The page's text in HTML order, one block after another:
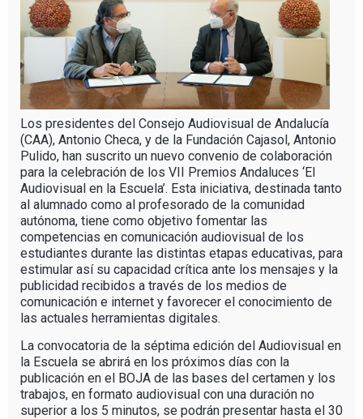
Los presidentes del Consejo Audiovisual de Andalucía
(CAA), Antonio Checa, y de la Fundación Cajasol, Antonio
Pulido, han suscrito un nuevo convenio de colaboración
para la celebración de los VII Premios Andaluces ‘El
Audiovisual en la Escuela’. Esta iniciativa, destinada tanto
al alumnado como al profesorado de la comunidad
autónoma, tiene como objetivo fomentar las
competencias en comunicación audiovisual de los
estudiantes durante las distintas etapas educativas, para
estimular así su capacidad crítica ante los mensajes y la
publicidad recibidos a través de los medios de
comunicación e internet y favorecer el conocimiento de
las actuales herramientas digitales.
La convocatoria de la séptima edición del Audiovisual en
la Escuela se abrirá en los próximos días con la
publicación en el BOJA de las bases del certamen y los
trabajos, en formato audiovisual con una duración no
superior a los 5 minutos, se podrán presentar hasta el 30